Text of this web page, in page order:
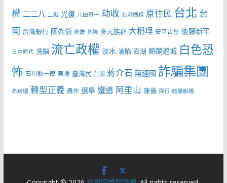
權 二二八 二戰 光復 八田與一 劫收 北港媽祖 原住民 台北 台
南 台灣銀行 國姓爺 地震 基隆 多元族群 大稻埕 安平古堡 後藤新平
日本時代 洗腦 流亡政權 淡水 淪陷 澎湖 熱蘭遮城 白色恐
怖 石川欽一郎 美援 臺灣民主國 蔣介石 蔣經國 詐騙集團
赤崁樓 轉型正義 轟炸 選舉 鐵道 阿里山 陳儀 飛行 龍騰斷橋